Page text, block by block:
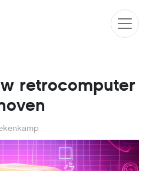
retrocomputer